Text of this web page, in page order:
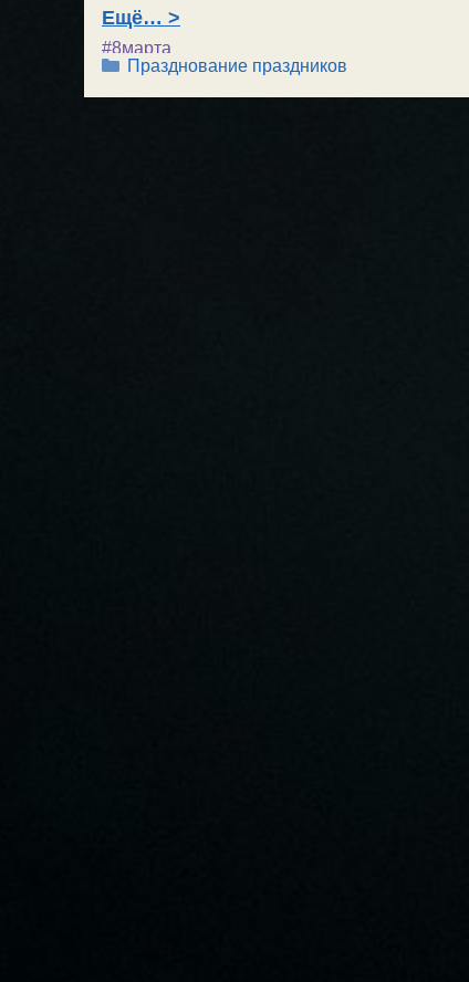
Ещё…
#8марта
Рубрики
Празднование праздников